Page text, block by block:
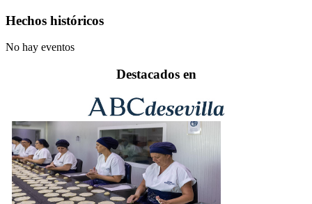
Hechos históricos
No hay eventos
Destacados en